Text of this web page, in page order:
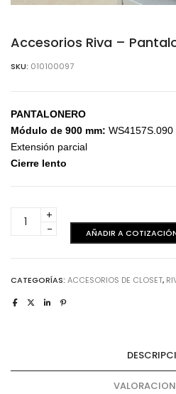
Accesorios Riva –
SKU: 010100097
PANTALONERO
Módulo de 900 mm: WS4157S.090
Extensión parcial
Cierre lento
Accesorios
Riva
mm
AÑADIR A
CATEGORÍAS: ACCESORIOS DE CLOSET,